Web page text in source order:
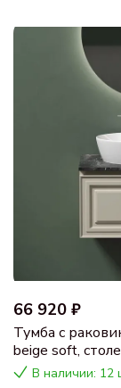
66 920 ₽
Тумба с
beige soft,
раковина
В наличии: 12